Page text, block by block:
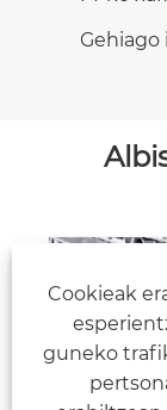
Cookieak
guneko